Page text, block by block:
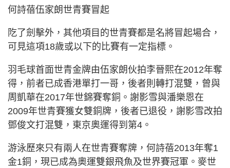
何詩蓓伍家朗世青賽冒起
阣了劍擊外，其他項目的世青賽都是名將冒起場合，
可見這項18歲或以下的比賽有一定指標。
羽毛球首面世青金牌由伍家朗伙拍李晉熙在2012年奪
得，前者已成香港單打一哥，後者則轉打混雙，曾與
周凱華在2017年世錦賽奪銅。謝影雪與潘樂恩在
2009年世青賽獲女雙銅牌，後者已退役，謝影雪改拍
鄧俊文打混雙，東京奧運得到第4。
游泳歷來只有兩人在世青賽奪牌，何詩蓓2013年奪1
金1銅，現已成為奧運雙銀飛魚及世界賽冠軍。麥世